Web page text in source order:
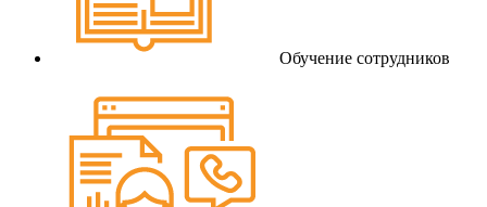
Обучение сотрудников